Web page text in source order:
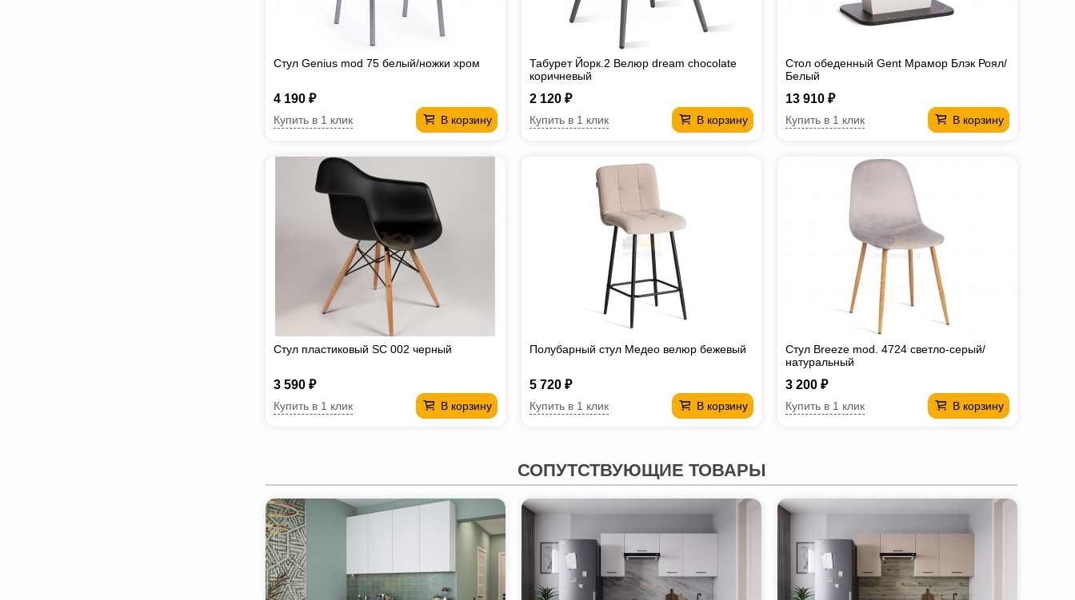
Стул Genius mod 75 белый/ножки хром
4 190 ₽
В корзину
Купить в 1 клик
Табурет Йорк.2 Велюр dream chocolate
коричневый
2 120 ₽
В корзину
Купить в 1 клик
Стол обеденный Gent Мрамор Блэк Роял/
Белый
13 910 ₽
В корзину
Купить в 1 клик
Стул пластиковый SC 002 черный
3 590 ₽
В корзину
Купить в 1 клик
Полубарный стул Медео велюр бежевый
5 720 ₽
В корзину
Купить в 1 клик
Стул Breeze mod. 4724 светло-серый/
натуральный
3 200 ₽
В корзину
Купить в 1 клик
СОПУТСТВУЮЩИЕ ТОВАРЫ